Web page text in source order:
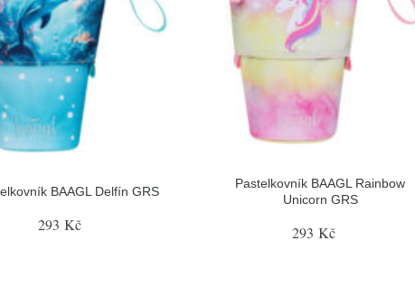
BAAGL Delfín GRS
293 Kč
Pastelkovník BAAGL Rainbow
Unicorn GRS
293 Kč